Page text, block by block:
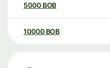
5000 BOB
10000 BOB